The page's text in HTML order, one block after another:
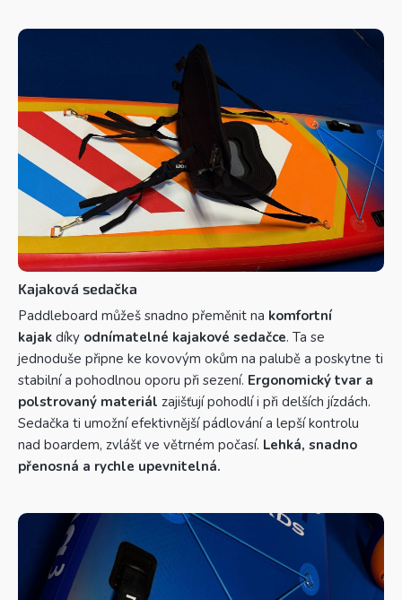
Kajaková sedačka
Paddleboard můžeš snadno přeměnit na komfortní
kajak díky odnímatelné kajakové sedačce. Ta se
jednoduše připne ke kovovým okům na palubě a poskytne ti
stabilní a pohodlnou oporu při sezení. Ergonomický tvar a
polstrovaný materiál zajišťují pohodlí i při delších jízdách.
Sedačka ti umožní efektivnější pádlování a lepší kontrolu
nad boardem, zvlášť ve větrném počasí. Lehká, snadno
přenosná a rychle upevnitelná.